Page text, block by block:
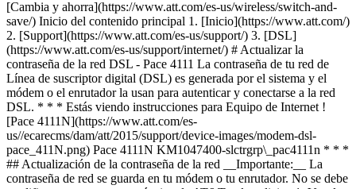
[Cambia y ahorra](https://www.att.com/es-us/wireless/switch-and-
save/) Inicio del contenido principal 1. [Inicio](https://www.att.com/)
2. [Support](https://www.att.com/es-us/support/) 3. [DSL]
(https://www.att.com/es-us/support/internet/) # Actualizar la
contraseña de la red DSL - Pace 4111 La contraseña de tu red de
Línea de suscriptor digital (DSL) es generada por el sistema y el
módem o el enrutador la usan para autenticar y conectarse a la red
DSL. * * * Estás viendo instrucciones para Equipo de Internet !
[Pace 4111N](https://www.att.com/es-
us//ecarecms/dam/att/2015/support/device-images/modem-dsl-
pace_411N.png) Pace 4111N KM1047400-slctrgrp\_pac4111n * * *
## Actualización de la contraseña de la red __Importante:__ La
contraseña de red se guarda en tu módem o tu enrutador. No se debe